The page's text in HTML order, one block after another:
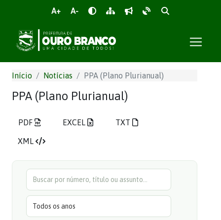
A+ A-
Início Notícias PPA (Plano Plurianual)
PPA (Plano Plurianual)
PDF EXCEL TXT
XML
Buscar
Ano